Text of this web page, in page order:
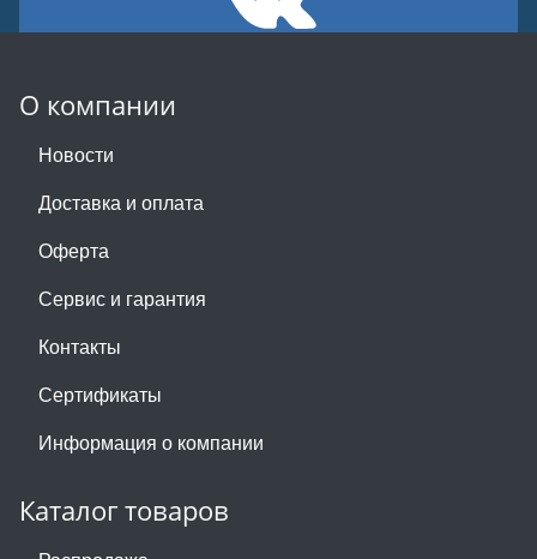
О компании
Новости
Доставка и оплата
Оферта
Сервис и гарантия
Контакты
Сертификаты
Информация о компании
Каталог товаров